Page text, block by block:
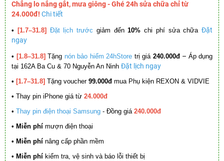
Chẳng lo nắng gắt, mưa giông - Ghé 24h sửa chữa chỉ từ
24.000đ! Chi tiết
• [1.7–31.8] Đặt lịch trước giảm đến10% chi phí sửa chữa Đặt
ngay
• [1.8–31.8] Tặng nón bảo hiểm 24hStore trị giá 240.000đ – Áp dụng
tại 162A Ba Cu & 70 Nguyễn An Ninh Đặt lịch ngay
• [1.7–31.8] Tặng voucher 99.000đ mua Phụ kiện REXON & VIDVIE
• Thay pin iPhone giá từ 24.000đ
• Thay pin điện thoại Samsung - Đồng giá 240.000đ
• Miễn phí mượn điện thoại
• Miễn phí nâng cấp phần mềm
• Miễn phí kiểm tra, vệ sinh và báo lỗi thiết bị